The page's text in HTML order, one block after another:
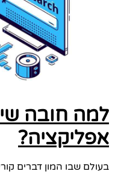
למה חובה
אפליקציה?
בעולם שבו המון דברים